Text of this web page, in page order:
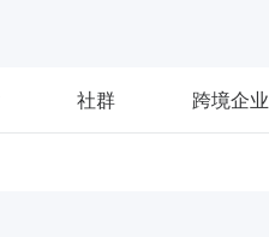
社群 跨境企业